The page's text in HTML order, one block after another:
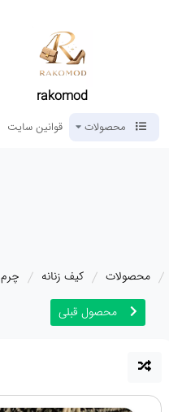
rakomod
محصولات قوانین سایت
محصولات کیف زنانه چرم
محصول قبلی